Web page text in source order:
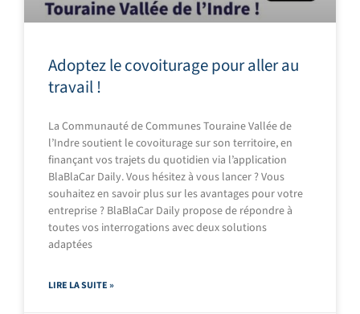
Adoptez le covoiturage pour aller au
travail !
La Communauté de Communes Touraine Vallée de
l’Indre soutient le covoiturage sur son territoire, en
finançant vos trajets du quotidien via l’application
BlaBlaCar Daily. Vous hésitez à vous lancer ? Vous
souhaitez en savoir plus sur les avantages pour votre
entreprise ? BlaBlaCar Daily propose de répondre à
toutes vos interrogations avec deux solutions
adaptées
LIRE LA SUITE »